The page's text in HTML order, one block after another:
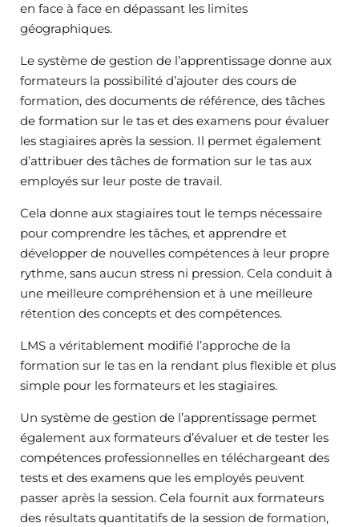
en face à face en dépassant les limites
géographiques.
Le système de gestion de l’apprentissage donne aux
formateurs la possibilité d’ajouter des cours de
formation, des documents de référence, des tâches
de formation sur le tas et des examens pour évaluer
les stagiaires après la session. Il permet également
d’attribuer des tâches de formation sur le tas aux
employés sur leur poste de travail.
Cela donne aux stagiaires tout le temps nécessaire
pour comprendre les tâches, et apprendre et
développer de nouvelles compétences à leur propre
rythme, sans aucun stress ni pression. Cela conduit à
une meilleure compréhension et à une meilleure
rétention des concepts et des compétences.
LMS a véritablement modifié l’approche de la
formation sur le tas en la rendant plus flexible et plus
simple pour les formateurs et les stagiaires.
Un système de gestion de l’apprentissage permet
également aux formateurs d’évaluer et de tester les
compétences professionnelles en téléchargeant des
tests et des examens que les employés peuvent
passer après la session. Cela fournit aux formateurs
des résultats quantitatifs de la session de formation,